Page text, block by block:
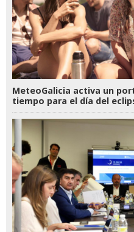
MeteoGalicia activa un
tiempo para el día del